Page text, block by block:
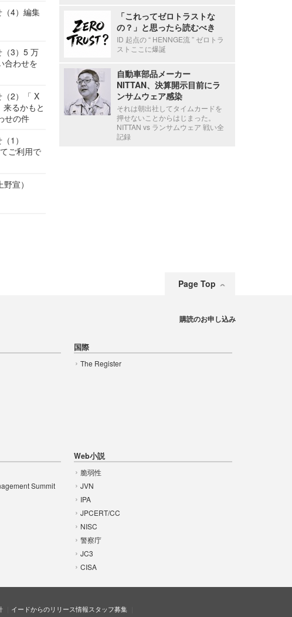
4）編集
3）5 万
合わせを
2）「 X
るかもと
せの件
1）
ご利用で
宣）
「これってゼロトラストな
の？」と思ったら読むべき
ID 起点の “ HENNGE流 ” ゼロトラ
ストここに爆誕
自動車部品メーカー
NITTAN、決算開示目前にラ
ンサムウェア感染
それは朝出社してタイムカードを
押せないことからはじまった。
NITTAN vs ランサムウェア 戦い全
記録
Page Top
国際
The Register
Summit
Web小説
脆弱性
JVN
IPA
JPCERT/CC
NISC
警察庁
JC3
CISA
購読のお申し込み
イードからのリリース情報スタッフ募集